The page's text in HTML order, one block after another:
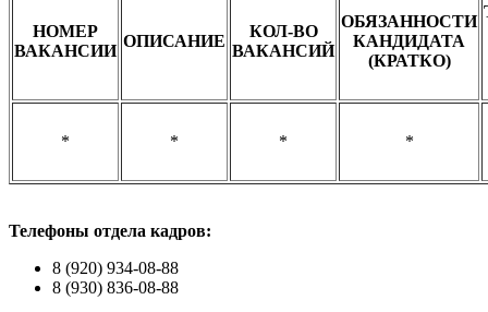
НОМЕР
ВАКАНСИИ
ОПИСАНИЕ
КОЛ-ВО
ВАКАНСИЙ
ОБЯЗАННОСТИ
КАНДИДАТА
(КРАТКО)
* * * *
Телефоны отдела кадров:
8 (920) 934-08-88
8 (930) 836-08-88